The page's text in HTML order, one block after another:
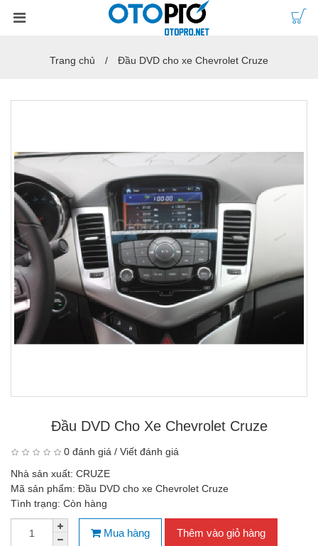
Trang chủ Đầu DVD cho xe Chevrolet Cruze
Đầu DVD Cho Xe Chevrolet Cruze
0 đánh giá / Viết đánh giá
Nhà sản xuất: CRUZE
Mã sản phẩm: Đầu DVD cho xe Chevrolet Cruze
Tình trạng: Còn hàng
Mua hàng Thêm vào giỏ hàng